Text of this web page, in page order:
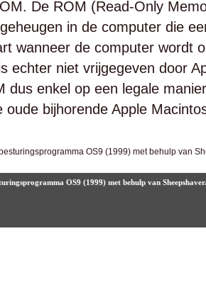
De ROM (Read-Only
in de computer die
wanneer de computer wordt
echter niet vrijgegeven door
dus enkel op een legale
oude bijhorende Apple
OS9 (1999) met behulp van